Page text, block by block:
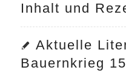
Inhalt und
Aktuelle
Bauernkrieg